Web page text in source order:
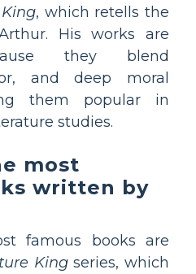
, which retells the
His works are
they blend
and deep moral
them popular in
studies.
most
written by
famous books are
Kingseries, which